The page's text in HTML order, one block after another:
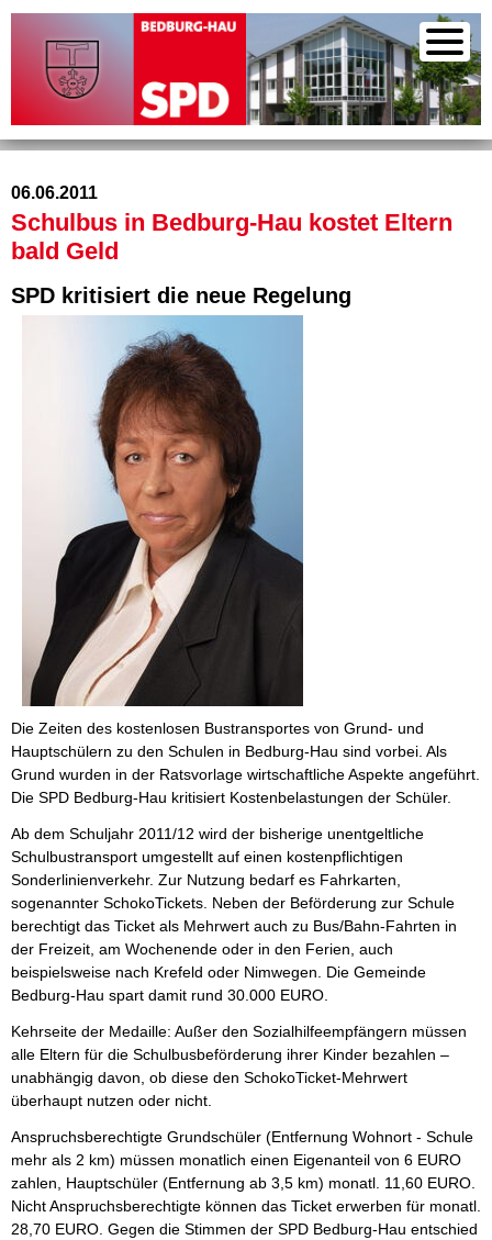
06.06.2011
Schulbus in Bedburg-Hau kostet Eltern
bald Geld
SPD kritisiert die neue Regelung
Die Zeiten des kostenlosen Bustransportes von Grund- und
Hauptschülern zu den Schulen in Bedburg-Hau sind vorbei. Als
Grund wurden in der Ratsvorlage wirtschaftliche Aspekte angeführt.
Die SPD Bedburg-Hau kritisiert Kostenbelastungen der Schüler.
Ab dem Schuljahr 2011/12 wird der bisherige unentgeltliche
Schulbustransport umgestellt auf einen kostenpflichtigen
Sonderlinienverkehr. Zur Nutzung bedarf es Fahrkarten,
sogenannter SchokoTickets. Neben der Beförderung zur Schule
berechtigt das Ticket als Mehrwert auch zu Bus/Bahn-Fahrten in
der Freizeit, am Wochenende oder in den Ferien, auch
beispielsweise nach Krefeld oder Nimwegen. Die Gemeinde
Bedburg-Hau spart damit rund 30.000 EURO.
Kehrseite der Medaille: Außer den Sozialhilfeempfängern müssen
alle Eltern für die Schulbusbeförderung ihrer Kinder bezahlen –
unabhängig davon, ob diese den SchokoTicket-Mehrwert
überhaupt nutzen oder nicht.
Anspruchsberechtigte Grundschüler (Entfernung Wohnort - Schule
mehr als 2 km) müssen monatlich einen Eigenanteil von 6 EURO
zahlen, Hauptschüler (Entfernung ab 3,5 km) monatl. 11,60 EURO.
Nicht Anspruchsberechtigte können das Ticket erwerben für monatl.
28,70 EURO. Gegen die Stimmen der SPD Bedburg-Hau entschied